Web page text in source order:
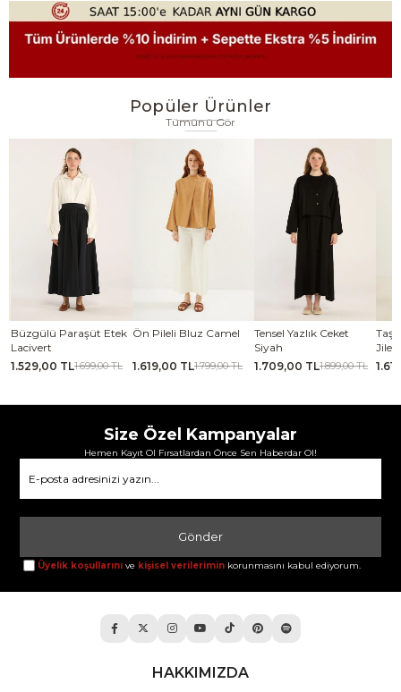
Popüler Ürünler
Tümünü Gör
Büzgülü Paraşüt Etek
Lacivert
1.529,00 TL1.699,00 TL
Ön Pileli Bluz Camel
1.619,00 TL1.799,00 TL
Tensel Yazlık Ceket
Siyah
1.709,00 TL1.899,00 TL
Jile
Size Özel Kampanyalar
Hemen Kayıt Ol Fırsatlardan Önce Sen Haberdar Ol!
Gönder
Üyelik koşullarını ve kişisel verilerimin korunmasını kabul ediyorum.
HAKKIMIZDA